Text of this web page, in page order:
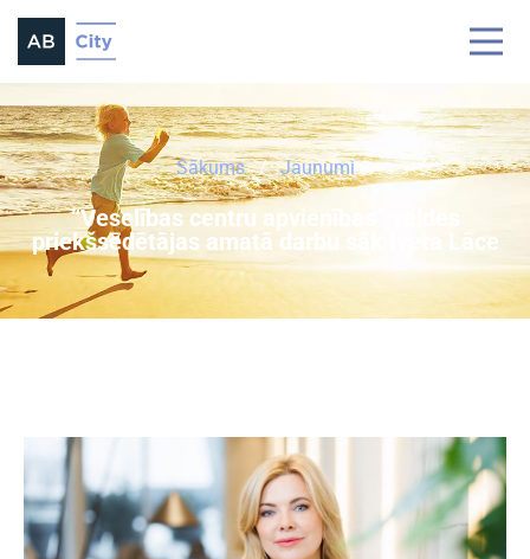
Sākums Jaunumi
“Veselības centru apvienības” valdes
priekšsēdētājas amatā darbu sāk Iveta Lāce